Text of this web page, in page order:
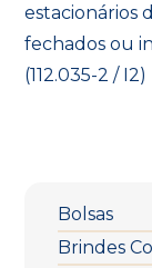
estacionários
fechados ou
(112.035-2 / I2)
Bolsas
Brindes